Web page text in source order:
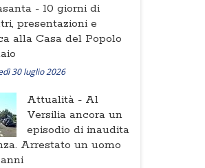
- 10 giorni di
presentazioni e
alla Casa del Popolo
30 luglio 2026
Attualità - Al
Versilia ancora un
episodio di inaudita
Arrestato un uomo